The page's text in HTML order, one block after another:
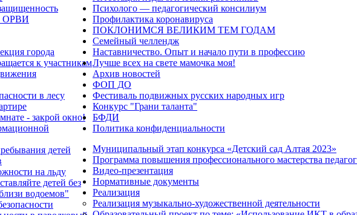
ОРВИ
города
к участникам
в лесу
- закрой окно!
детей
на льду
детей без
водоемов"
Психолого — педагогический консилиум
Профилактика коронавируса
ПОКЛОНИМСЯ ВЕЛИКИМ ТЕМ ГОДАМ
Семейный челлендж
Наставничество. Опыт и начало пути в профессию
Лучше всех на свете мамочка моя!
Архив новостей
ФОП ДО
Фестиваль подвижных русских народных игр
Конкурс "Грани таланта"
БФДИ
Политика конфиденциальности
Муниципальный этап конкурса «Детский сад Алтая 2023»
Программа повышения профессионального мастерства
Видео-презентация
Нормативные документы
Реализация
Реализация музыкально-художественной деятельности